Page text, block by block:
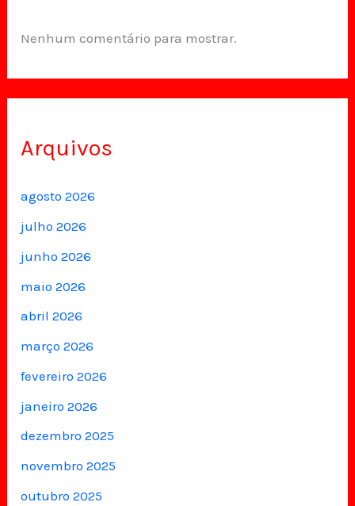
Nenhum comentário para mostrar.
Arquivos
agosto 2026
julho 2026
junho 2026
maio 2026
abril 2026
março 2026
fevereiro 2026
janeiro 2026
dezembro 2025
novembro 2025
outubro 2025